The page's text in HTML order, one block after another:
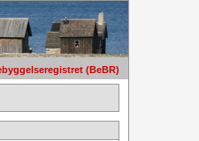
(BeBR)